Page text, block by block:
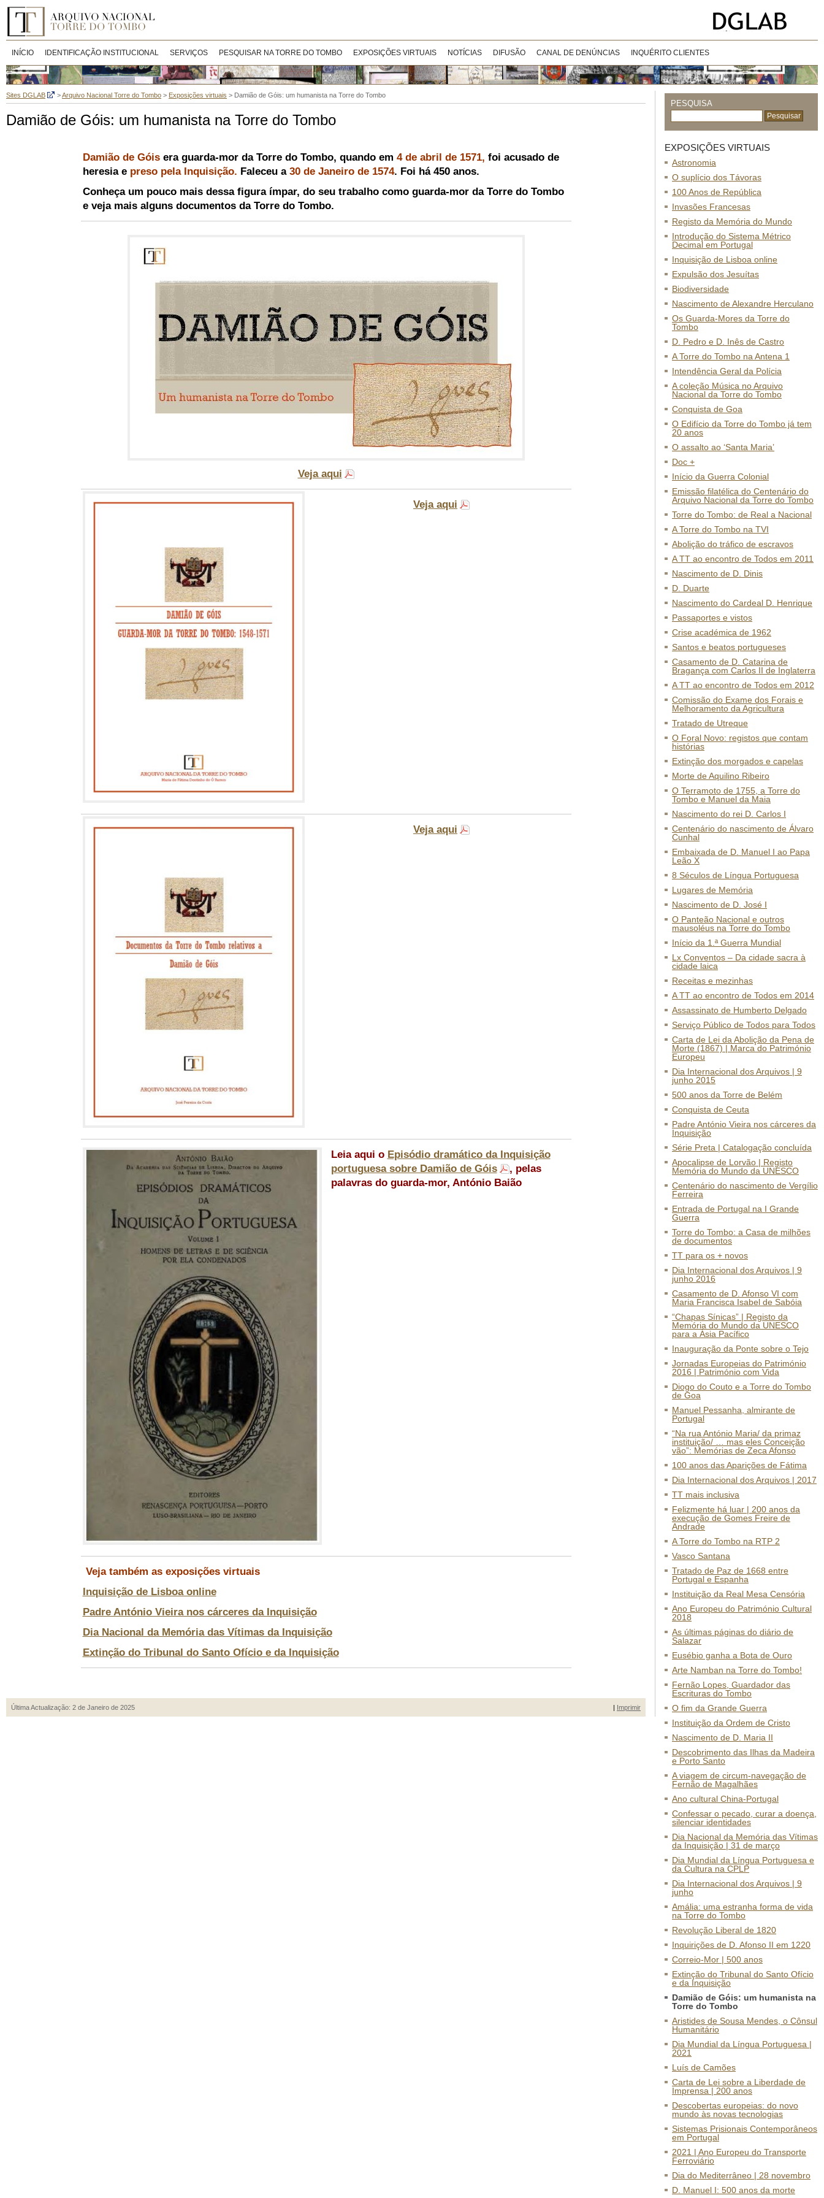
INÍCIO IDENTIFICAÇÃO INSTITUCIONAL SERVIÇOS PESQUISAR NA TORRE DO TOMBO EXPOSIÇÕES VIRTUAIS NOTÍCIAS DIFUSÃO CANAL DE DENÚNCIAS INQUÉRITO CLIENTES
Sites DGLAB >Arquivo Nacional Torre do Tombo > Exposições virtuais > Damião de Góis: um humanista na Torre do Tombo
Damião de Góis: um humanista na Torre do Tombo
Damião de Góisera guarda-mor da Torre do Tombo, quando em 4 de abril de 1571, foi acusado de
heresia e preso pela Inquisição. Faleceu a 30 de Janeiro de 1574. Foi há 450 anos.
Conheça um pouco mais dessa figura ímpar, do seu trabalho como guarda-mor da Torre do Tombo
e veja mais alguns documentos da Torre do Tombo.
Veja aqui
Veja aqui
Veja aqui
Leia aqui o Episódio dramático da Inquisição
portuguesa sobre Damião de Góis
, pelas
palavras do guarda-mor, António Baião
Veja também as exposições virtuais
Inquisição de Lisboa online
Padre António Vieira nos cárceres da Inquisição
Dia Nacional da Memória das Vítimas da Inquisição
Extinção do Tribunal do Santo Ofício e da Inquisição
Última Actualização: 2 de Janeiro de 2025 | Imprimir
PESQUISA
EXPOSIÇÕES VIRTUAIS
Astronomia
O suplício dos Távoras
100 Anos de República
Invasões Francesas
Registo da Memória do Mundo
Introdução do Sistema Métrico
Decimal em Portugal
Inquisição de Lisboa online
Expulsão dos Jesuítas
Biodiversidade
Nascimento de Alexandre Herculano
Os Guarda-Mores da Torre do
Tombo
D. Pedro e D. Inês de Castro
A Torre do Tombo na Antena 1
Intendência Geral da Polícia
A coleção Música no Arquivo
Nacional da Torre do Tombo
Conquista de Goa
O Edifício da Torre do Tombo já tem
20 anos
O assalto ao ‘Santa Maria’
Doc +
Início da Guerra Colonial
Emissão filatélica do Centenário do
Arquivo Nacional da Torre do Tombo
Torre do Tombo: de Real a Nacional
A Torre do Tombo na TVI
Abolição do tráfico de escravos
A TT ao encontro de Todos em 2011
Nascimento de D. Dinis
D. Duarte
Nascimento do Cardeal D. Henrique
Passaportes e vistos
Crise académica de 1962
Santos e beatos portugueses
Casamento de D. Catarina de
Bragança com Carlos II de Inglaterra
A TT ao encontro de Todos em 2012
Comissão do Exame dos Forais e
Melhoramento da Agricultura
Tratado de Utreque
O Foral Novo: registos que contam
histórias
Extinção dos morgados e capelas
Morte de Aquilino Ribeiro
O Terramoto de 1755, a Torre do
Tombo e Manuel da Maia
Nascimento do rei D. Carlos I
Centenário do nascimento de Álvaro
Cunhal
Embaixada de D. Manuel I ao Papa
Leão X
8 Séculos de Língua Portuguesa
Lugares de Memória
Nascimento de D. José I
O Panteão Nacional e outros
mausoléus na Torre do Tombo
Início da 1.ª Guerra Mundial
Lx Conventos – Da cidade sacra à
cidade laica
Receitas e mezinhas
A TT ao encontro de Todos em 2014
Assassinato de Humberto Delgado
Serviço Público de Todos para Todos
Carta de Lei da Abolição da Pena de
Morte (1867) | Marca do Património
Europeu
Dia Internacional dos Arquivos | 9
junho 2015
500 anos da Torre de Belém
Conquista de Ceuta
Padre António Vieira nos cárceres da
Inquisição
Série Preta | Catalogação concluída
Apocalipse de Lorvão | Registo
Memória do Mundo da UNESCO
Centenário do nascimento de Vergílio
Ferreira
Entrada de Portugal na I Grande
Guerra
Torre do Tombo: a Casa de milhões
de documentos
TT para os + novos
Dia Internacional dos Arquivos | 9
junho 2016
Casamento de D. Afonso VI com
Maria Francisca Isabel de Sabóia
“Chapas Sínicas” | Registo da
Memória do Mundo da UNESCO
para a Ásia Pacífico
Inauguração da Ponte sobre o Tejo
Jornadas Europeias do Património
2016 | Património com Vida
Diogo do Couto e a Torre do Tombo
de Goa
Manuel Pessanha, almirante de
Portugal
“Na rua António Maria/ da primaz
instituição/ … mas eles Conceição
vão”: Memórias de Zeca Afonso
100 anos das Aparições de Fátima
Dia Internacional dos Arquivos | 2017
TT mais inclusiva
Felizmente há luar | 200 anos da
execução de Gomes Freire de
Andrade
A Torre do Tombo na RTP 2
Vasco Santana
Tratado de Paz de 1668 entre
Portugal e Espanha
Instituição da Real Mesa Censória
Ano Europeu do Património Cultural
2018
As últimas páginas do diário de
Salazar
Eusébio ganha a Bota de Ouro
Arte Namban na Torre do Tombo!
Fernão Lopes, Guardador das
Escrituras do Tombo
O fim da Grande Guerra
Instituição da Ordem de Cristo
Nascimento de D. Maria II
Descobrimento das Ilhas da Madeira
e Porto Santo
A viagem de circum-navegação de
Fernão de Magalhães
Ano cultural China-Portugal
Confessar o pecado, curar a doença,
silenciar identidades
Dia Nacional da Memória das Vítimas
da Inquisição | 31 de março
Dia Mundial da Língua Portuguesa e
da Cultura na CPLP
Dia Internacional dos Arquivos | 9
junho
Amália: uma estranha forma de vida
na Torre do Tombo
Revolução Liberal de 1820
Inquirições de D. Afonso II em 1220
Correio-Mor | 500 anos
Extinção do Tribunal do Santo Ofício
e da Inquisição
Damião de Góis: um humanista na
Torre do Tombo
Aristides de Sousa Mendes, o Cônsul
Humanitário
Dia Mundial da Língua Portuguesa |
2021
Luís de Camões
Carta de Lei sobre a Liberdade de
Imprensa | 200 anos
Descobertas europeias: do novo
mundo às novas tecnologias
Sistemas Prisionais Contemporâneos
em Portugal
2021 | Ano Europeu do Transporte
Ferroviário
Dia do Mediterrâneo | 28 novembro
D. Manuel I: 500 anos da morte